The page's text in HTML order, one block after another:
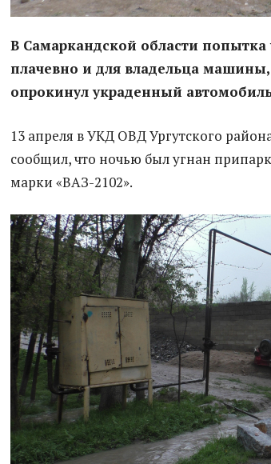
В Самаркандской области попытка
плачевно и для владельца
опрокинул украденный
13 апреля в УКД ОВД Ургутского
сообщил, что ночью был угнан
марки «ВАЗ-2102».